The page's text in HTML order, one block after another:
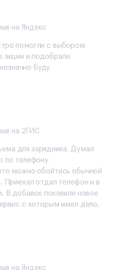
на Яндекс
помогли с выбором
акции и подобрали
буду
на 2ГИС
для зарядника. Думал
по телефону
можно обойтись обычной
Приехал отдал телефон и в
В добавок поклеили новое
с которым имел дело,
на Яндекс